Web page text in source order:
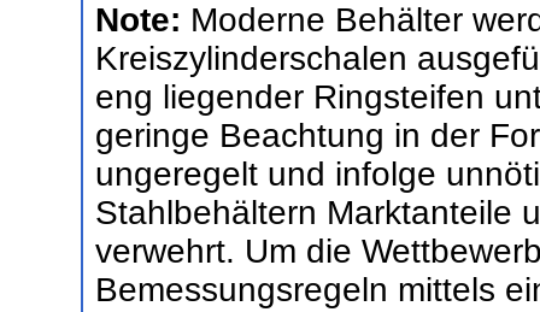
Note: Moderne Behälter
Kreiszylinderschalen
eng liegender Ringsteifen
geringe Beachtung in der
ungeregelt und infolge
Stahlbehältern Marktanteile
verwehrt. Um die
Bemessungsregeln mittels